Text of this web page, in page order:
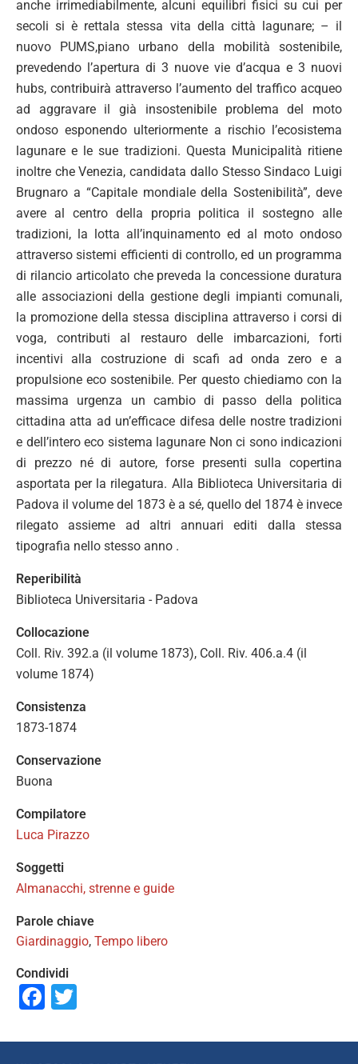
anche irrimediabilmente, alcuni equilibri fisici su cui per
secoli si è rettala stessa vita della città lagunare; – il
nuovo PUMS,piano urbano della mobilità sostenibile,
prevedendo l’apertura di 3 nuove vie d’acqua e 3 nuovi
hubs, contribuirà attraverso l’aumento del traffico acqueo
ad aggravare il già insostenibile problema del moto
ondoso esponendo ulteriormente a rischio l’ecosistema
lagunare e le sue tradizioni. Questa Municipalità ritiene
inoltre che Venezia, candidata dallo Stesso Sindaco Luigi
Brugnaro a “Capitale mondiale della Sostenibilità”, deve
avere al centro della propria politica il sostegno alle
tradizioni, la lotta all’inquinamento ed al moto ondoso
attraverso sistemi efficienti di controllo, ed un programma
di rilancio articolato che preveda la concessione duratura
alle associazioni della gestione degli impianti comunali,
la promozione della stessa disciplina attraverso i corsi di
voga, contributi al restauro delle imbarcazioni, forti
incentivi alla costruzione di scafi ad onda zero e a
propulsione eco sostenibile. Per questo chiediamo con la
massima urgenza un cambio di passo della politica
cittadina atta ad un’efficace difesa delle nostre tradizioni
e dell’intero eco sistema lagunare Non ci sono indicazioni
di prezzo né di autore, forse presenti sulla copertina
asportata per la rilegatura. Alla Biblioteca Universitaria di
Padova il volume del 1873 è a sé, quello del 1874 è invece
rilegato assieme ad altri annuari editi dalla stessa
tipografia nello stesso anno .
Reperibilità
Biblioteca Universitaria - Padova
Collocazione
Coll. Riv. 392.a (il volume 1873), Coll. Riv. 406.a.4 (il
volume 1874)
Consistenza
1873-1874
Conservazione
Buona
Compilatore
Luca Pirazzo
Soggetti
Almanacchi, strenne e guide
Parole chiave
Giardinaggio, Tempo libero
Condividi
Facebook